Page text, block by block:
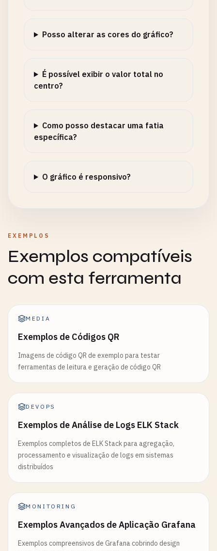
Posso alterar as cores do gráfico?
É possível exibir o valor total no
centro?
Como posso destacar uma fatia
específica?
O gráfico é responsivo?
EXEMPLOS
Exemplos compatíveis
com esta ferramenta
MEDIA
Exemplos de Códigos QR
Imagens de código QR de exemplo para testar
ferramentas de leitura e geração de código QR
DEVOPS
Exemplos de Análise de Logs ELK Stack
Exemplos completos de ELK Stack para agregação,
processamento e visualização de logs em sistemas
distribuídos
MONITORING
Exemplos Avançados de Aplicação Grafana
Exemplos compreensivos de Grafana cobrindo design